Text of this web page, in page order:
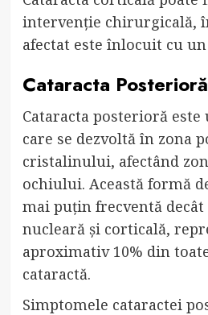
intervenție chirurgicală,
afectat este înlocuit cu
Cataracta Posterioră
Cataracta posterioră este
care se dezvoltă în zona
cristalinului, afectând
ochiului. Această formă
mai puțin frecventă decât
nucleară și corticală,
aproximativ 10% din
cataractă.
Simptomele cataractei